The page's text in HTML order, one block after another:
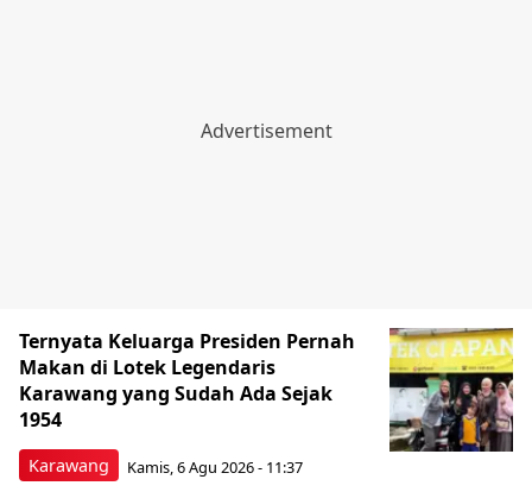
Karawang
Ternyata Keluarga Presiden Pernah
Makan di Lotek Legendaris
Karawang yang Sudah Ada Sejak
1954
Kamis, 6 Agu 2026 - 11:37